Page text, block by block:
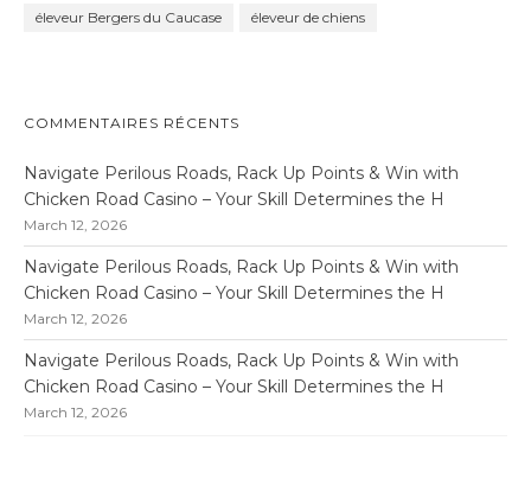
éleveur Bergers du Caucase éleveur de chiens
COMMENTAIRES RÉCENTS
Navigate Perilous Roads, Rack Up Points & Win with
Chicken Road Casino – Your Skill Determines the H
March 12, 2026
Navigate Perilous Roads, Rack Up Points & Win with
Chicken Road Casino – Your Skill Determines the H
March 12, 2026
Navigate Perilous Roads, Rack Up Points & Win with
Chicken Road Casino – Your Skill Determines the H
March 12, 2026